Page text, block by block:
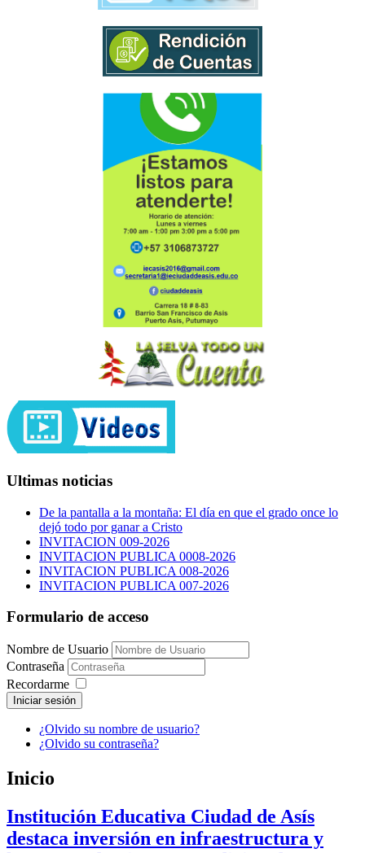
Ultimas noticias
De la pantalla a la montaña: El día en que el grado once lo
dejó todo por ganar a Cristo
INVITACION 009-2026
INVITACION PUBLICA 0008-2026
INVITACION PUBLICA 008-2026
INVITACION PUBLICA 007-2026
Formulario de acceso
Nombre de Usuario
Contraseña
Recordarme
Iniciar sesión
¿Olvido su nombre de usuario?
¿Olvido su contraseña?
Inicio
Institución Educativa Ciudad de Asís
destaca inversión en infraestructura y